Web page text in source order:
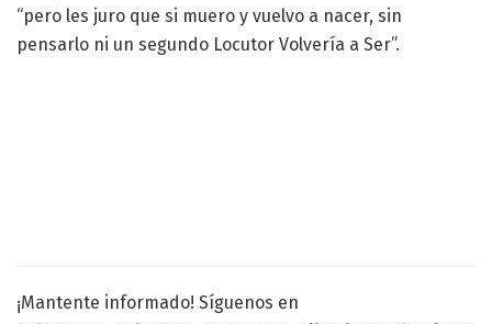
“pero les juro que si muero y vuelvo a nacer, sin
pensarlo ni un segundo Locutor Volvería a Ser”.
¡Mantente informado! Síguenos en